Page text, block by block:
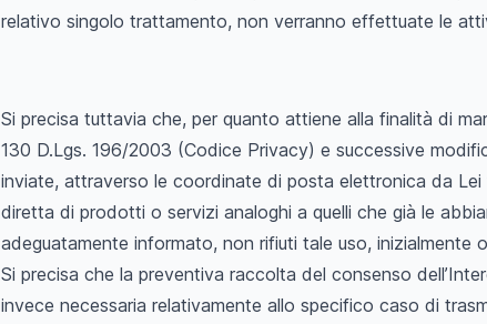
relativo singolo trattamento, non verranno effettuate le
Si precisa tuttavia che, per quanto attiene alla finalità di
130 D.Lgs. 196/2003 (Codice Privacy) e successive
inviate, attraverso le coordinate di posta elettronica da
diretta di prodotti o servizi analoghi a quelli che già le
adeguatamente informato, non rifiuti tale uso, inizialmente
Si precisa che la preventiva raccolta del consenso
invece necessaria relativamente allo specifico caso di